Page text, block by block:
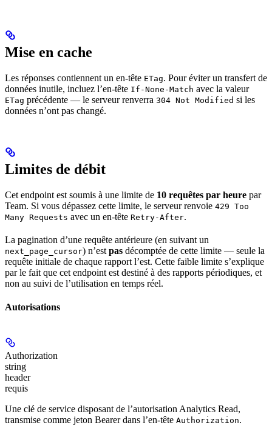
Mise en cache
Les réponses contiennent un en-tête ETag. Pour éviter un transfert de
données inutile, incluez l’en-tête If-None-Match avec la valeur
ETag précédente — le serveur renverra 304 Not Modified si les
données n’ont pas changé.
Limites de débit
Cet endpoint est soumis à une limite de 10 requêtes par heure par
Team. Si vous dépassez cette limite, le serveur renvoie 429 Too
Many Requests avec un en-tête Retry-After.
La pagination d’une requête antérieure (en suivant un
next_page_cursor) n’est pas décomptée de cette limite — seule la
requête initiale de chaque rapport l’est. Cette faible limite s’explique
par le fait que cet endpoint est destiné à des rapports périodiques, et
non au suivi de l’utilisation en temps réel.
Autorisations
Authorization
string
header
requis
Une clé de service disposant de l’autorisation Analytics Read,
transmise comme jeton Bearer dans l’en-tête Authorization.